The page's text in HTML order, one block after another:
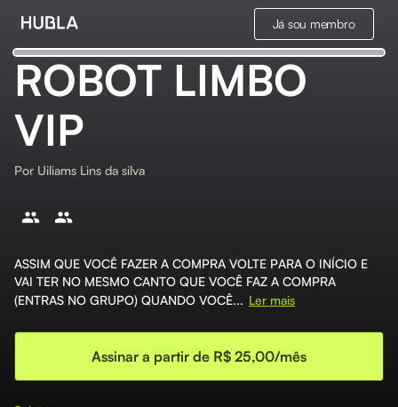
Já sou membro
ROBOT LIMBO
VIP
Por Uiliams Lins da silva
ASSIM QUE VOCÊ FAZER A COMPRA VOLTE PARA O INÍCIO E
VAI TER NO MESMO CANTO QUE VOCÊ FAZ A COMPRA
(ENTRAS NO GRUPO) QUANDO VOCÊ... Ler mais
Assinar a partir de R$ 25,00/mês